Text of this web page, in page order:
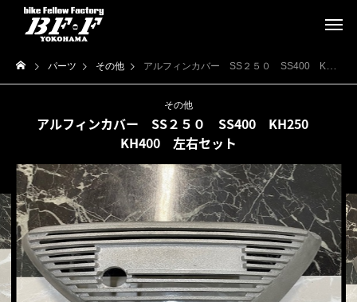
パーツ その他 アルフィンカバー SS２５０ SS400 KH250 KH400 左右セット
その他
アルフィンカバー SS２５０ SS400 KH250
KH400 左右セット